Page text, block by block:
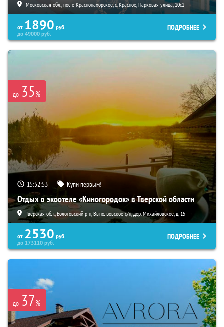
Московская обл., пос-е Краснопахорское, с. Красное, Парковая улица, 10с1
от 1890 руб.
до49000руб.
ПОДРОБНЕЕ
до 35%
15:52:52 Купи первым!
Отдых в экоотеле «Киногородок» в Тверской области
Тверская обл., Бологовский р-н, Выползовское с/п, дер. Михайловское, д. 15
от 2530 руб.
до173110руб.
ПОДРОБНЕЕ
до 37%